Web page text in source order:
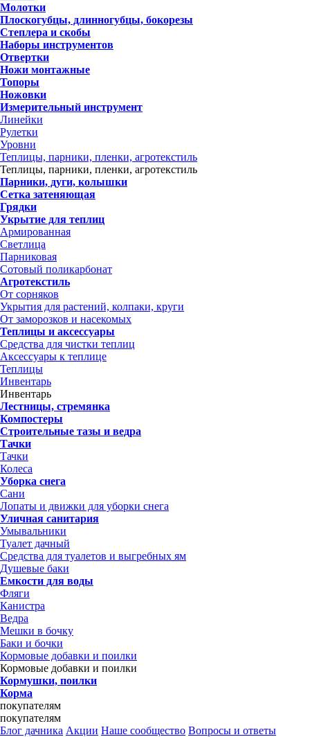
Молотки
Плоскогубцы, длинногубцы, бокорезы
Степлера и скобы
Наборы инструментов
Отвертки
Ножи монтажные
Топоры
Ножовки
Измерительный инструмент
Линейки
Рулетки
Уровни
Теплицы, парники, пленки, агротекстиль
Теплицы, парники, пленки, агротекстиль
Парники, дуги, колышки
Сетка затеняющая
Грядки
Укрытие для теплиц
Армированная
Светлица
Парниковая
Сотовый поликарбонат
Агротекстиль
От сорняков
Укрытия для растений, колпаки, круги
От заморозков и насекомых
Теплицы и аксессуары
Средства для чистки теплиц
Аксессуары к теплице
Теплицы
Инвентарь
Инвентарь
Лестницы, стремянка
Компостеры
Строительные тазы и ведра
Тачки
Тачки
Колеса
Уборка снега
Сани
Лопаты и движки для уборки снега
Уличная санитария
Умывальники
Туалет дачный
Средства для туалетов и выгребных ям
Душевые баки
Емкости для воды
Фляги
Канистра
Ведра
Мешки в бочку
Баки и бочки
Кормовые добавки и поилки
Кормовые добавки и поилки
Кормушки, поилки
Корма
покупателям
покупателям
Блог дачника Акции Наше сообщество Вопросы и ответы